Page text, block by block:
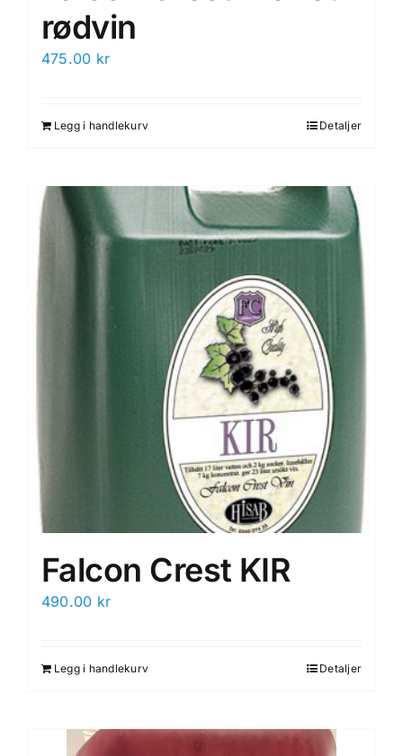
rødvin
475.00 kr
Legg i handlekurv Detaljer
Falcon Crest KIR
490.00 kr
Legg i handlekurv Detaljer